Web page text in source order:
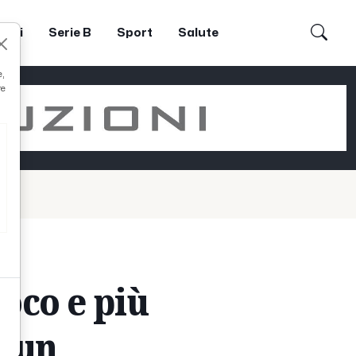
Serie B Sport Salute
e più
un